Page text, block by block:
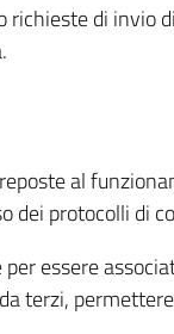
di invio
al
dei protocolli di
essere
terzi,